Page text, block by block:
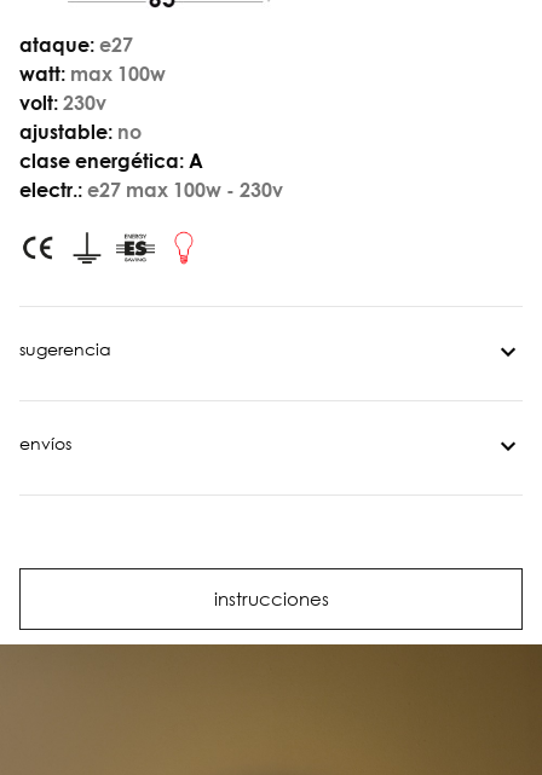
ataque: e27
watt: max 100w
volt: 230v
ajustable: no
clase energética: A
electr.: e27 max 100w - 230v
sugerencia
envíos
instrucciones